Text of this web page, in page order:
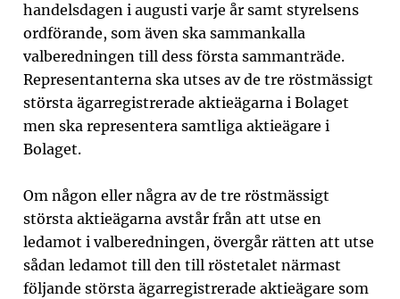
handelsdagen i augusti varje år samt styrelsens
ordförande, som även ska sammankalla
valberedningen till dess första sammanträde.
Representanterna ska utses av de tre röstmässigt
största ägarregistrerade aktieägarna i Bolaget
men ska representera samtliga aktieägare i
Bolaget.
Om någon eller några av de tre röstmässigt
största aktieägarna avstår från att utse en
ledamot i valberedningen, övergår rätten att utse
sådan ledamot till den till röstetalet närmast
följande största ägarregistrerade aktieägare som